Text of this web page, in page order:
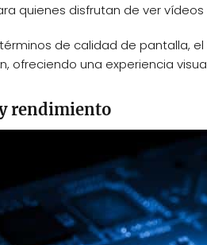
quienes disfrutan de ver
términos de calidad de pantalla, el
ofreciendo una experiencia
rendimiento